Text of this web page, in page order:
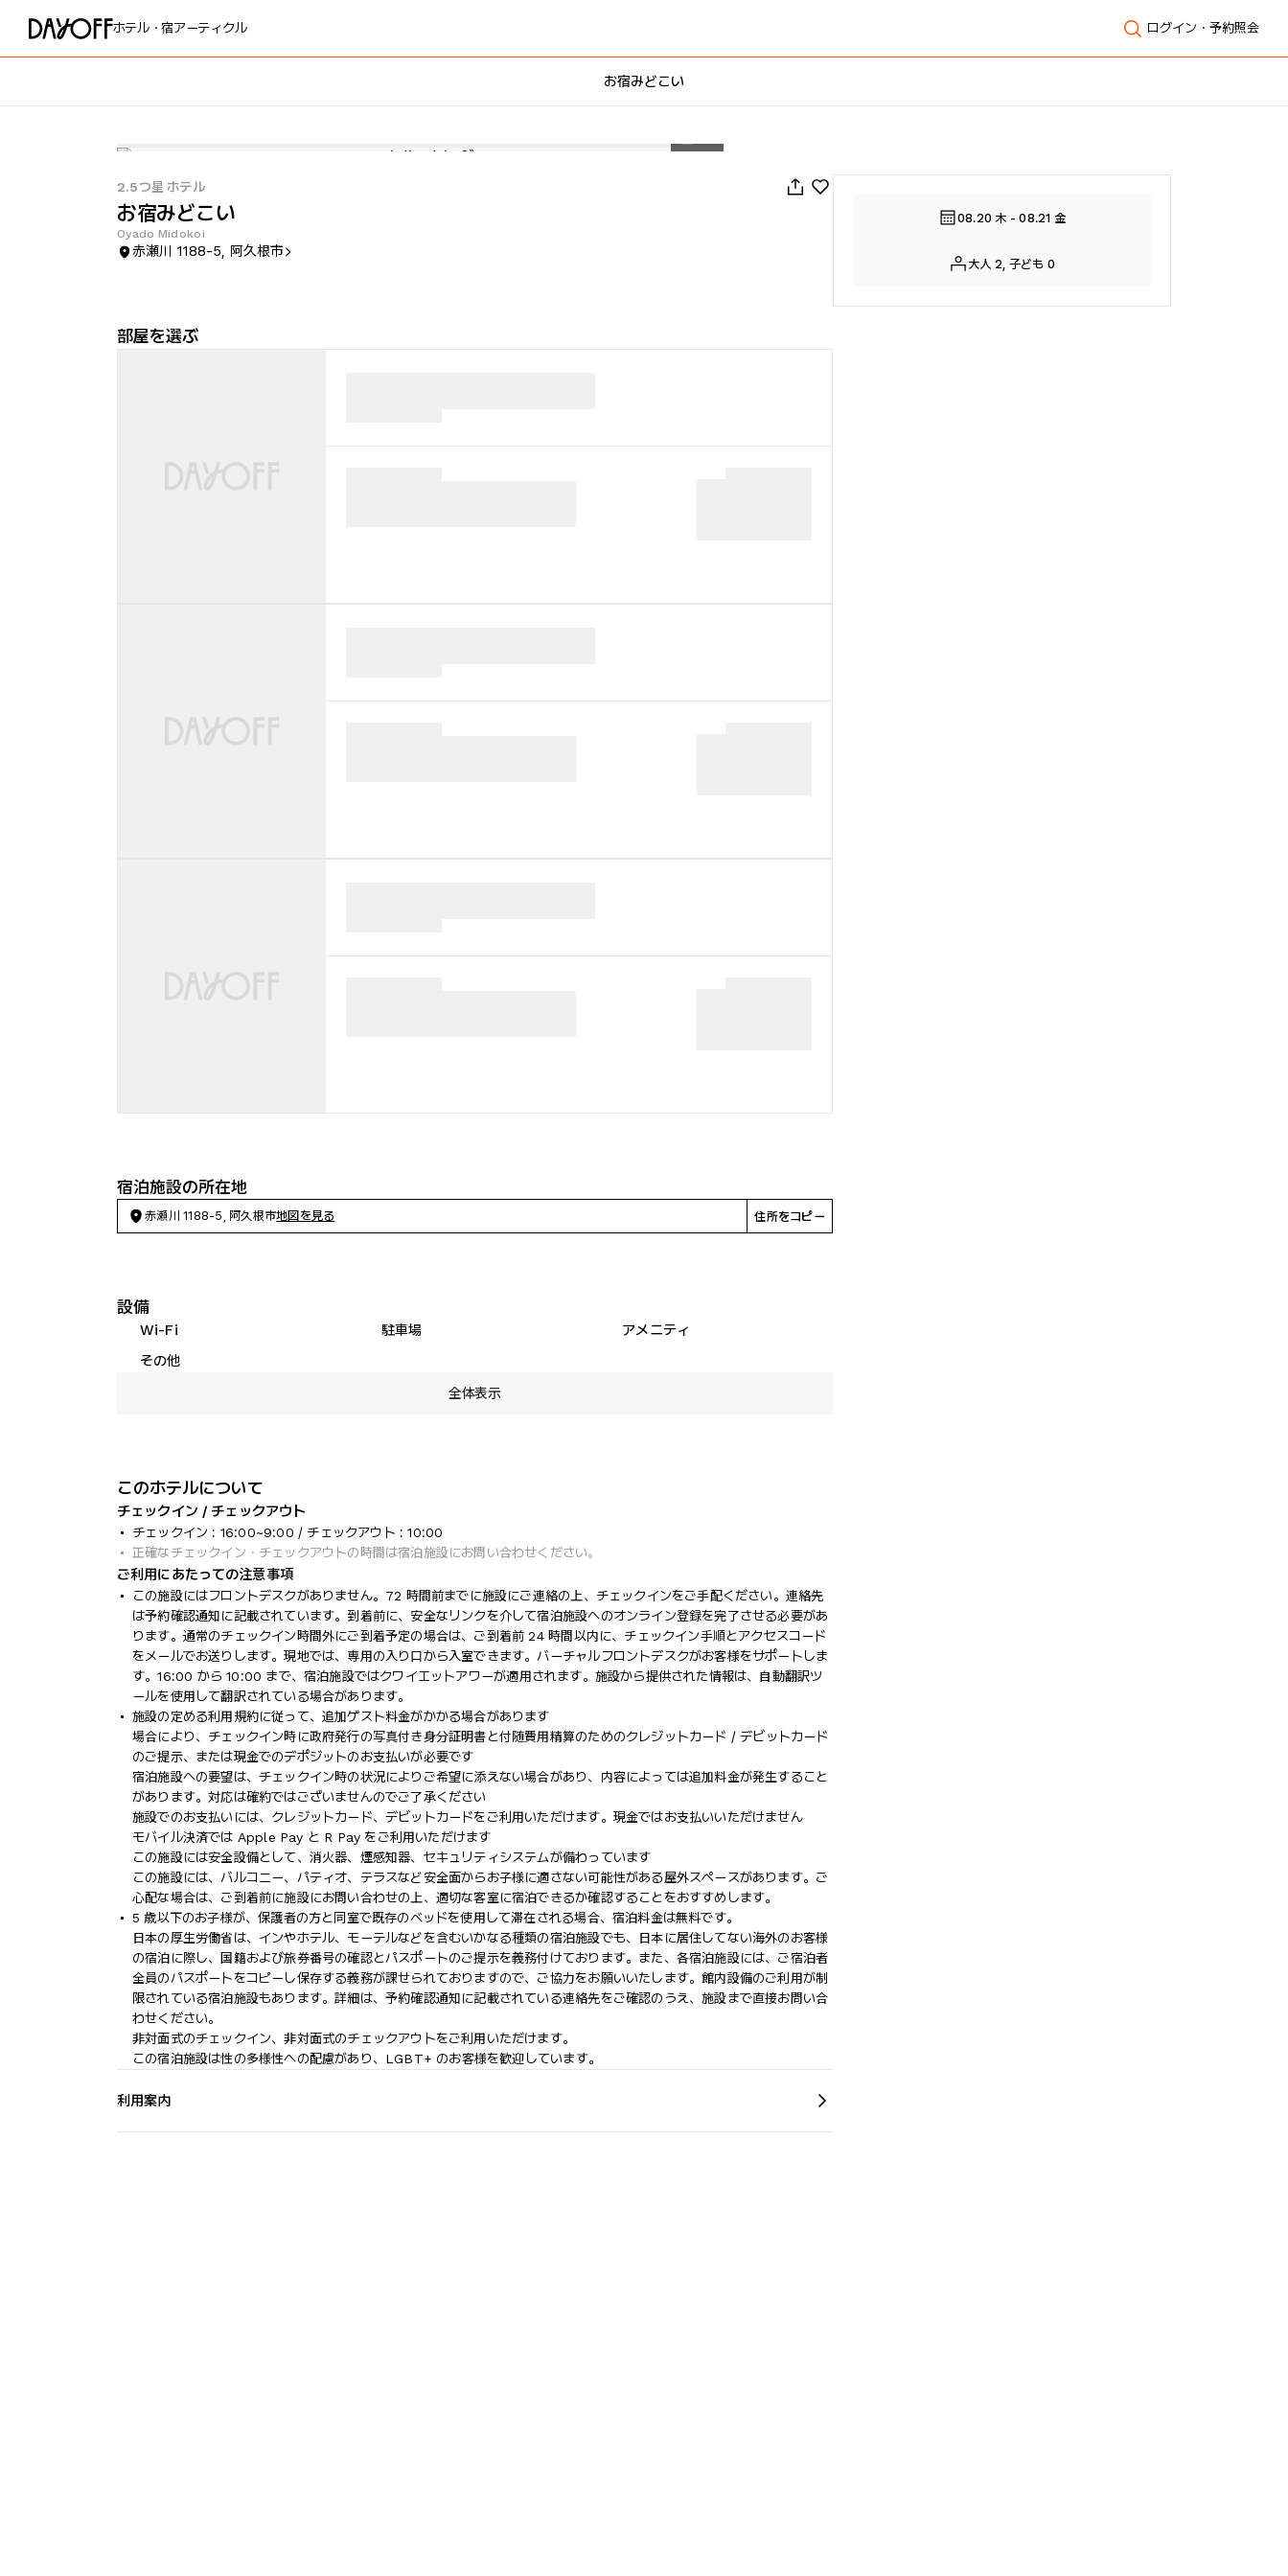
ホテル・宿アーティクル ログイン・予約照会
お宿みどこい
2.5つ星 ホテル
お宿みどこい
Oyado Midokoi
赤瀬川 1188-5, 阿久根市
部屋を選ぶ
宿泊施設の所在地
赤瀬川 1188-5, 阿久根市地図を見る 住所をコピー
設備
Wi-Fi 駐車場
アメニティ
その他
全体表示
このホテルについて
チェックイン / チェックアウト
チェックイン : 16:00~9:00 / チェックアウト : 10:00
正確なチェックイン・チェックアウトの時間は宿泊施設にお問い合わせください。
ご利用にあたっての注意事項
この施設にはフロントデスクがありません。72 時間前までに施設にご連絡の上、チェックインをご手配ください。連絡先
は予約確認通知に記載されています。到着前に、安全なリンクを介して宿泊施設へのオンライン登録を完了させる必要があ
ります。通常のチェックイン時間外にご到着予定の場合は、ご到着前 24 時間以内に、チェックイン手順とアクセスコード
をメールでお送りします。現地では、専用の入り口から入室できます。バーチャルフロントデスクがお客様をサポートしま
す。16:00 から 10:00 まで、宿泊施設ではクワイエットアワーが適用されます。施設から提供された情報は、自動翻訳ツ
ールを使用して翻訳されている場合があります。
施設の定める利用規約に従って、追加ゲスト料金がかかる場合があります
場合により、チェックイン時に政府発行の写真付き身分証明書と付随費用精算のためのクレジットカード / デビットカード
のご提示、または現金でのデポジットのお支払いが必要です
宿泊施設への要望は、チェックイン時の状況によりご希望に添えない場合があり、内容によっては追加料金が発生すること
があります。対応は確約ではございませんのでご了承ください
施設でのお支払いには、クレジットカード、デビットカードをご利用いただけます。現金ではお支払いいただけません
モバイル決済では Apple Pay と R Pay をご利用いただけます
この施設には安全設備として、消火器、煙感知器、セキュリティシステムが備わっています
この施設には、バルコニー、パティオ、テラスなど安全面からお子様に適さない可能性がある屋外スペースがあります。ご
心配な場合は、ご到着前に施設にお問い合わせの上、適切な客室に宿泊できるか確認することをおすすめします。
5 歳以下のお子様が、保護者の方と同室で既存のベッドを使用して滞在される場合、宿泊料金は無料です。
日本の厚生労働省は、インやホテル、モーテルなどを含むいかなる種類の宿泊施設でも、日本に​居住してない海外のお客様
の宿泊に際し、国籍および旅券番号の確認とパスポートのご提示を義務付け​ております。また、各宿泊施設には、ご宿泊者
全員のパスポートをコピーし保存する義務が課せられておりますの​で、ご協力をお願いいたします。館内設備のご利用が制
限されている宿泊施設もあります。詳細は、予約確認通知に記載されている連絡先をご確認のうえ、施設まで直接お問い合
わせください。
非対面式のチェックイン、非対面式のチェックアウトをご利用いただけます。
この宿泊施設は性の多様性への配慮があり、LGBT+ のお客様を歓迎しています。
利用案内
08.20 木 - 08.21 金
大人 2, 子ども 0